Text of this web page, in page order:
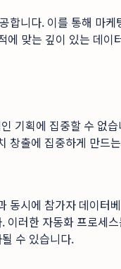
합니다. 이를 통해 마
맞는 깊이 있는 데
기획에 집중할 수 없
창출에 집중하게 만드
시에 참가자 데이터
러한 자동화 프로세
수 있습니다.